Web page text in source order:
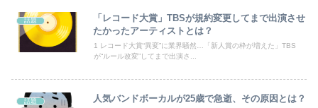
話題
「レコード大賞」TBSが規約変更してまで出演させ
たかったアーティストとは？
1 レコード大賞“異変”に業界騒然…「新人賞の枠が増えた」TBS
が“ルール改変”してまで出演さ...
話題 人気バンドボーカルが25歳で急逝、その原因とは？